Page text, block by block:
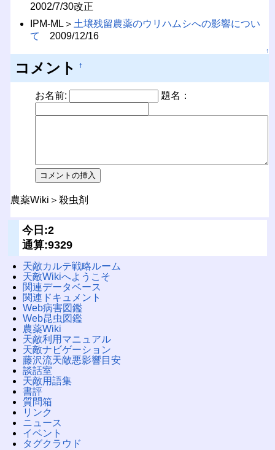
2002/7/30改正
IPM-ML＞ 土壌残留農薬のウリハムシへの影響につい
て
2009/12/16
↑
コメント †
お名前: 題名：
農薬Wiki＞殺虫剤
今日:2
通算:9329
天敵カルテ戦略ルーム
天敵Wikiへようこそ
関連データベース
関連ドキュメント
Web病害図鑑
Web昆虫図鑑
農薬Wiki
天敵利用マニュアル
天敵ナビゲーション
藤沢流天敵悪影響目安
談話室
天敵用語集
書評
質問箱
リンク
ニュース
イベント
タグクラウド